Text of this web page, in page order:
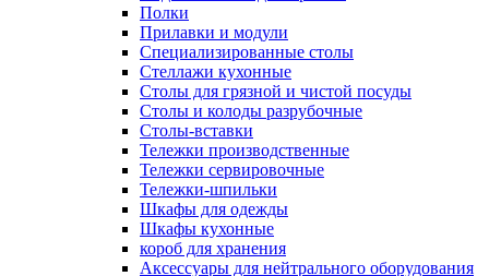
Полки
Прилавки и модули
Специализированные столы
Стеллажи кухонные
Столы для грязной и чистой посуды
Столы и колоды разрубочные
Столы-вставки
Тележки производственные
Тележки сервировочные
Тележки-шпильки
Шкафы для одежды
Шкафы кухонные
короб для хранения
Аксессуары для нейтрального оборудования